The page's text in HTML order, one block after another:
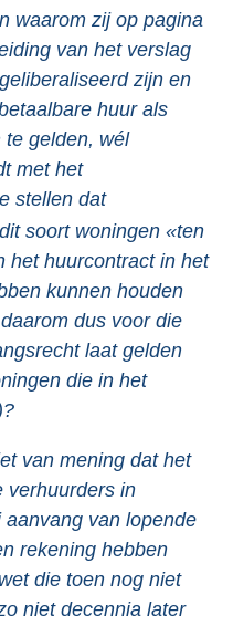
waarom zij op pagina
van het verslag
zijn en
huur als
te gelden, wél
met het
stellen dat
soort woningen «ten
het huurcontract in het
kunnen houden
dus voor die
laat gelden
die in het
van mening dat het
verhuurders in
van lopende
rekening hebben
die toen nog niet
niet decennia later